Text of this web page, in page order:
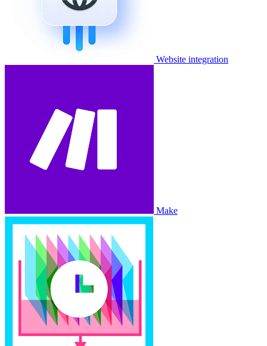
Website integration
Make